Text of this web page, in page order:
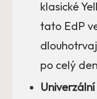
klasické
tato EdP
po celý